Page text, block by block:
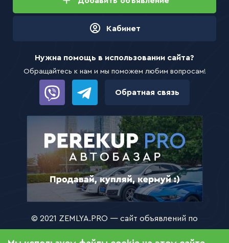
Кабинет
Нужна помощь в использовании сайта?
Обращайтесь к нам и мы поможем любим вопросам!
Обратная связь
© 2021 ZEMLYA.PRO — сайт объявлений по
продаже, покупке и аренде земли и